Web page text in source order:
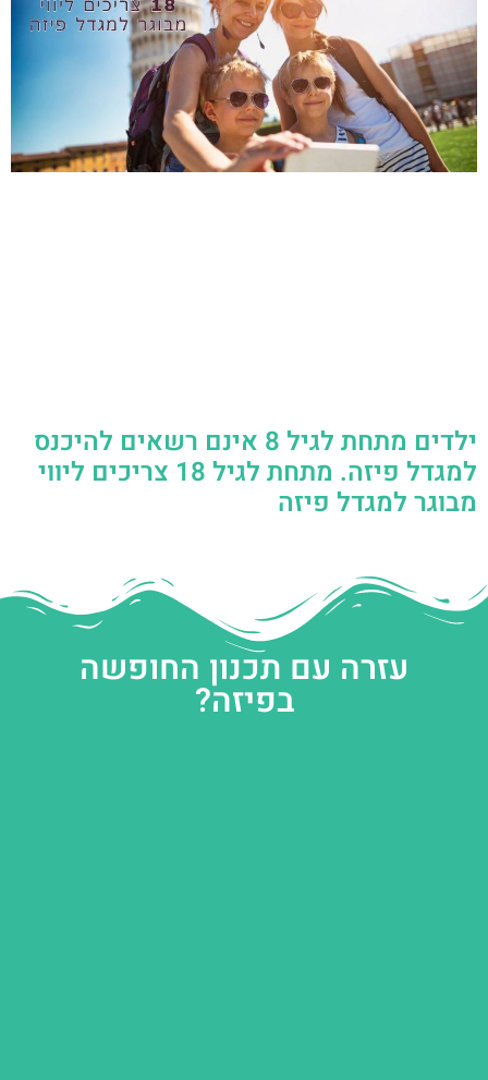
ילדים מתחת לגיל 8 אינם רשאים להיכנס
למגדל פיזה. מתחת לגיל 18 צריכים ליווי
מבוגר למגדל פיזה
עזרה עם תכנון החופשה
בפיזה?